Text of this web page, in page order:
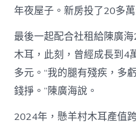
年夜屋子。新房投了20多
最後一起配合社租給陳廣
木耳，此刻，曾經成長到4
多元。“我的腿有殘疾，多
錢掙。”陳廣海說。
2024年，懸羊村木耳產值